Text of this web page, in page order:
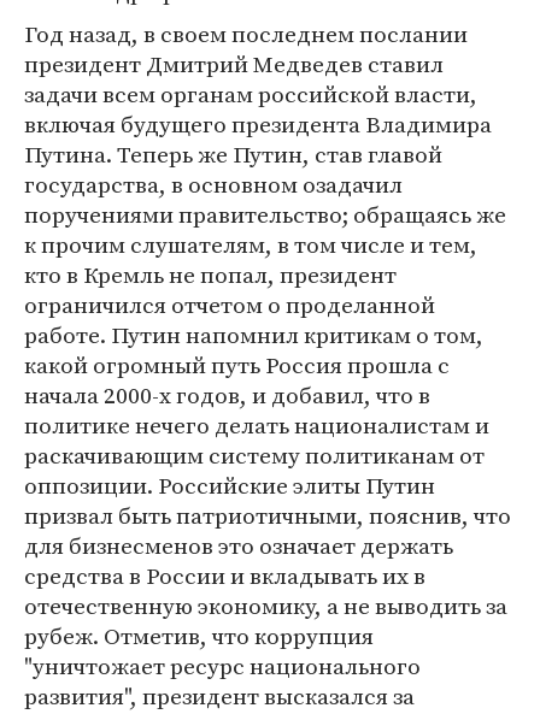
Год назад, в своем последнем послании
президент Дмитрий Медведев ставил
задачи всем органам российской власти,
включая будущего президента Владимира
Путина. Теперь же Путин, став главой
государства, в основном озадачил
поручениями правительство; обращаясь же
к прочим слушателям, в том числе и тем,
кто в Кремль не попал, президент
ограничился отчетом о проделанной
работе. Путин напомнил критикам о том,
какой огромный путь Россия прошла с
начала 2000-х годов, и добавил, что в
политике нечего делать националистам и
раскачивающим систему политиканам от
оппозиции. Российские элиты Путин
призвал быть патриотичными, пояснив, что
для бизнесменов это означает держать
средства в России и вкладывать их в
отечественную экономику, а не выводить за
рубеж. Отметив, что коррупция
"уничтожает ресурс национального
развития", президент высказался за